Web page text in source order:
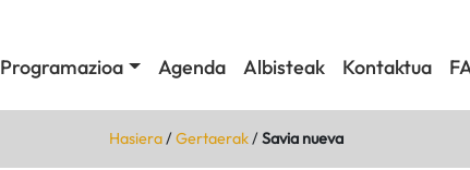
Programazioa Agenda Albisteak Kontaktua
Hasiera/Gertaerak/Savia nueva